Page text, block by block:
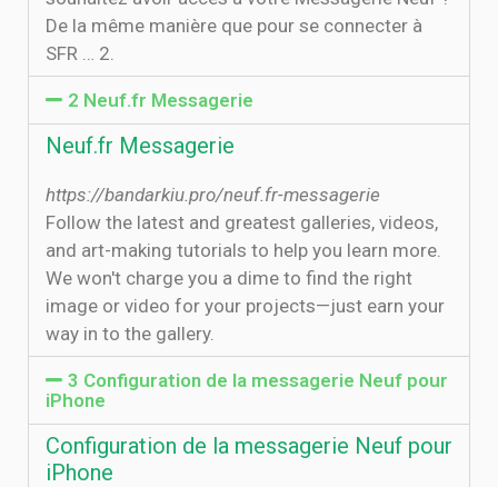
De la même manière que pour se connecter à
SFR … 2.
2 Neuf.fr Messagerie
Neuf.fr Messagerie
https://bandarkiu.pro/neuf.fr-messagerie
Follow the latest and greatest galleries, videos,
and art-making tutorials to help you learn more.
We won't charge you a dime to find the right
image or video for your projects—just earn your
way in to the gallery.
3 Configuration de la messagerie Neuf pour
iPhone
Configuration de la messagerie Neuf pour
iPhone